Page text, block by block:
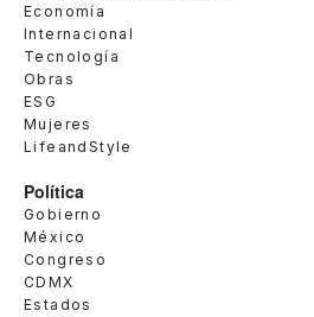
Economía
Internacional
Tecnología
Obras
ESG
Mujeres
LifeandStyle
Política
Gobierno
México
Congreso
CDMX
Estados